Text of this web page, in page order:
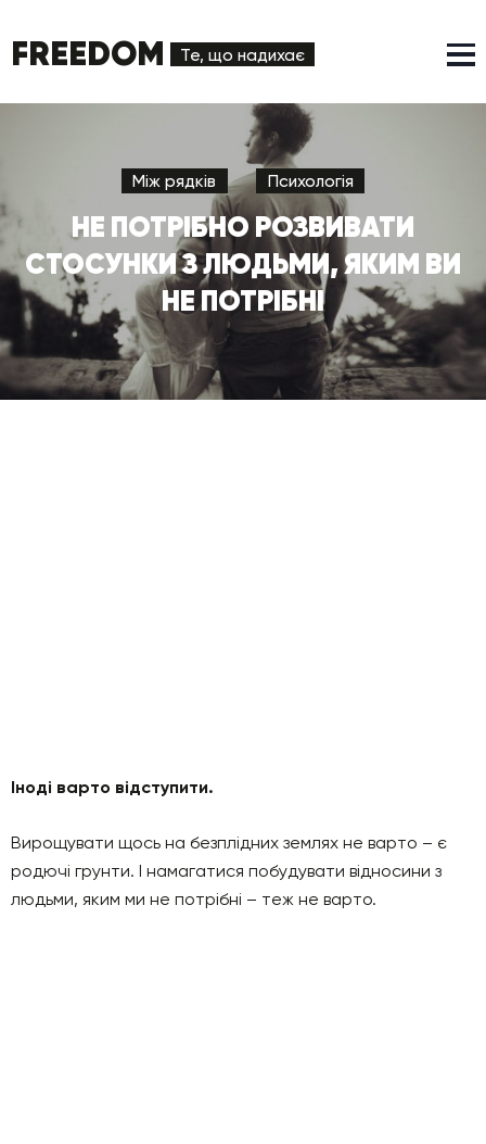
FREEDOM Те, що надихає
Між рядків Психологія
НЕ ПОТРІБНО РОЗВИВАТИ
СТОСУНКИ З ЛЮДЬМИ, ЯКИМ ВИ
НЕ ПОТРІБНІ
Іноді варто відступити.
Вирощувати щось на безплідних землях не варто – є
родючі грунти. І намагатися побудувати відносини з
людьми, яким ми не потрібні – теж не варто.